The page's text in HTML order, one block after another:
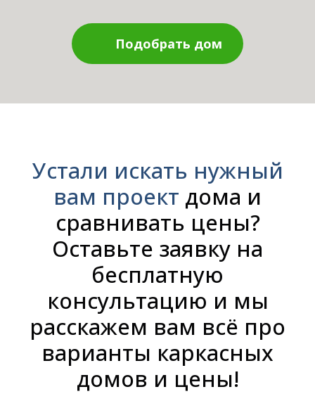
Подобрать дом
Устали искать нужный
вам проект дома и
сравнивать цены?
Оставьте заявку на
бесплатную
консультацию и мы
расскажем вам всё про
варианты каркасных
домов и цены!